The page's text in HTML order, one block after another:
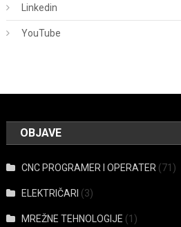
Linkedin
YouTube
OBJAVE
CNC PROGRAMER I OPERATER (71)
ELEKTRIČARI (3)
MREŽNE TEHNOLOGIJE (1)